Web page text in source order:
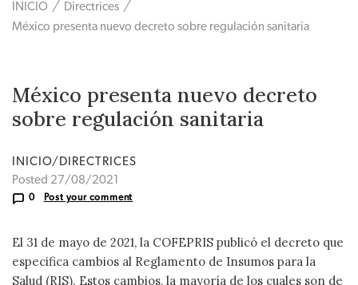
INICIO
Directrices
México presenta nuevo decreto sobre regulación sanitaria
México presenta nuevo decreto
sobre regulación sanitaria
INICIO/DIRECTRICES
Posted 27/08/2021
0 Post your comment
El 31 de mayo de 2021, la COFEPRIS publicó el decreto que
especifica cambios al Reglamento de Insumos para la
Salud (RIS). Estos cambios, la mayoría de los cuales son de